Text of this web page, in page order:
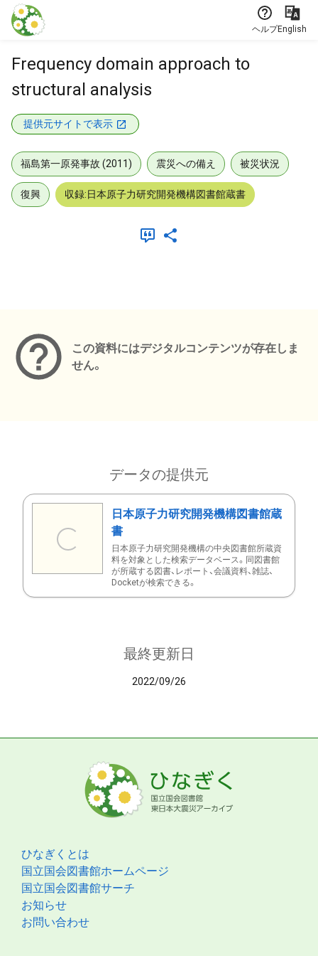
本文に飛ぶ
ヘルプEnglish
Frequency domain approach to
structural analysis
提供元サイトで表示
福島第一原発事故 (2011) 震災への備え 被災状況
復興 収録:日本原子力研究開発機構図書館蔵書
この資料にはデジタルコンテンツが存在しま
せん。
データの提供元
日本原子力研究開発機構図書館蔵
書
日本原子力研究開発機構の中央図書館所蔵資
料を対象とした検索データベース。同図書館
が所蔵する図書、レポート、会議資料、雑誌、
Docketが検索できる。
最終更新日
2022/09/26
ひなぎくとは
国立国会図書館ホームページ
国立国会図書館サーチ
お知らせ
お問い合わせ